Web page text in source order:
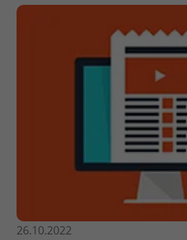
26.10.2022